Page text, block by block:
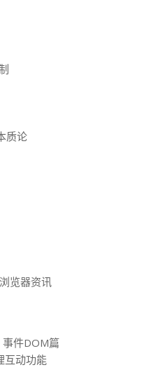
质论
览器资讯
件DOM篇
互动功能